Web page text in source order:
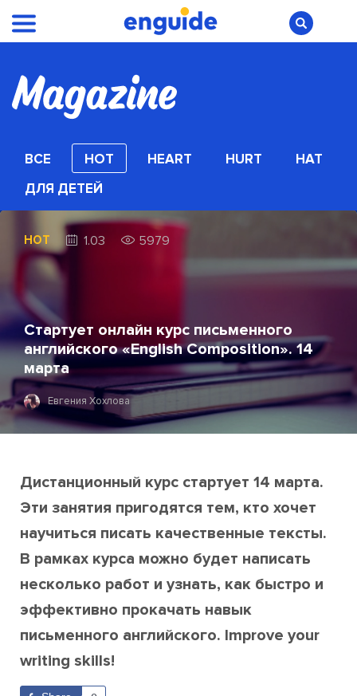
ВСЕ HOT HEART HURT
HAT
ДЛЯ ДЕТЕЙ
HOT 1.03 5979
Стартует онлайн курс письменного
английского «English Composition». 14
марта
Евгения Хохлова
Дистанционный курс стартует 14 марта.
Эти занятия пригодятся тем, кто хочет
научиться писать качественные тексты.
В рамках курса можно будет написать
несколько работ и узнать, как быстро и
эффективно прокачать навык
письменного английского. Improve your
writing skills!